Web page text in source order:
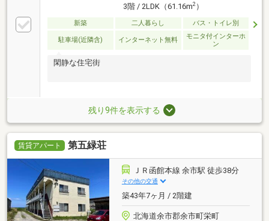
3階 / 2LDK（61.16m2）
新築 二人暮らし バス・トイレ別
駐車場(近隣含) インターネット無料
モニタ付インターホ
ン
閑静な住宅街
残り9件を表示する
賃貸アパート 第五緑荘
ＪＲ函館本線 余市駅 徒歩38分
その他の交通
築43年7ヶ月 / 2階建
北海道余市郡余市町栄町